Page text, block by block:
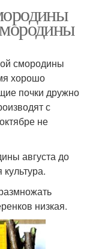
смородины
хорошо
почки дружно
с
не
августа до
низкая.